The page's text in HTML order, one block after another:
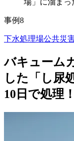
事例8
下水処理場公共災
バキューム
した「し尿
10日で処理！